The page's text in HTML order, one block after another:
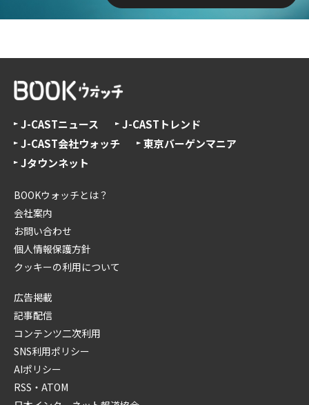
J-CASTニュース
J-CASTトレンド
J-CAST会社ウォッチ
東京バーゲンマニア
Jタウンネット
BOOKウォッチとは？
会社案内
お問い合わせ
個人情報保護方針
クッキーの利用について
広告掲載
記事配信
コンテンツ二次利用
SNS利用ポリシー
AIポリシー
RSS・ATOM